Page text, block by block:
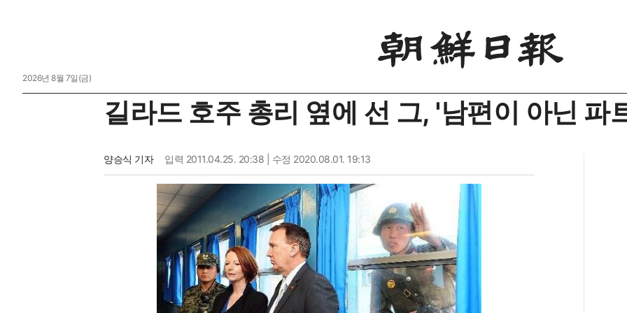
2026년 8월 7일(금)
길라드 호주 총리 옆에 선 그, '남편이 아닌 파
양승식 기자 입력 2011.04.25. 20:38 | 수정 2020.08.01. 19:13